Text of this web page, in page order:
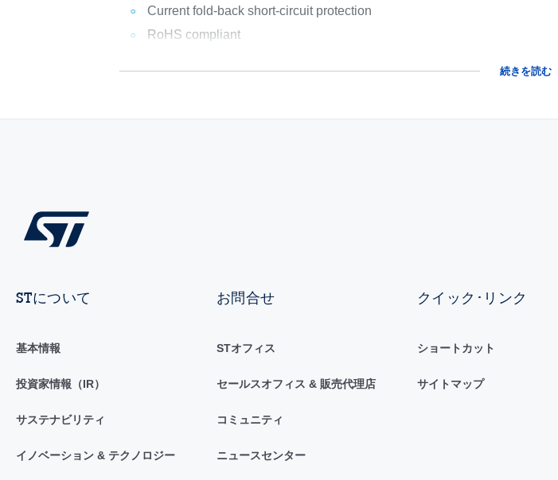
Current fold-back short-circuit protection
RoHS compliant
続きを読む
STについて
基本情報
投資家情報（IR）
サステナビリティ
イノベーション & テクノロジー
お問合せ
STオフィス
セールスオフィス & 販売代理店
コミュニティ
ニュースセンター
クイック･リンク
ショートカット
サイトマップ